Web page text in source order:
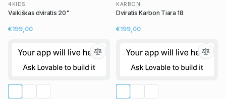
4KIDS
Vaikiškas dviratis 20"
€199,00
KARBON
Dviratis Karbon Tiara 18
€199,00